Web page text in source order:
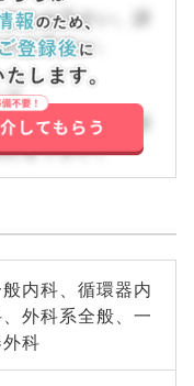
わせ下さい。詳
せ下さい。
ブ
わせ下さい。詳
わせ下さい。
内科、循環器内
外科系全般、一
科